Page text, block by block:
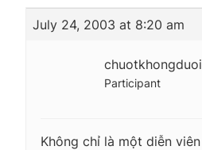
July 24, 2003 at 8:20 am
chuotkhongduoi
Participant
Không chỉ là một diễn